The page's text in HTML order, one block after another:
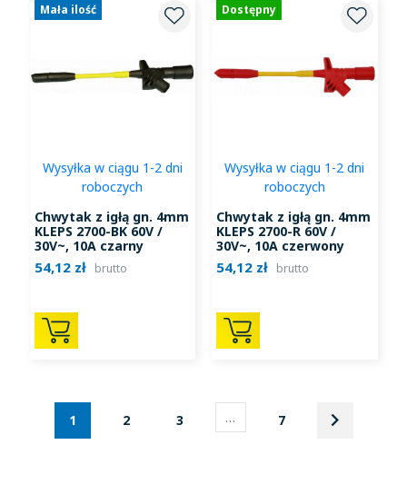
Mała ilość
Wysyłka w ciągu 1-2 dni
roboczych
Chwytak z igłą gn. 4mm
KLEPS 2700-BK 60V /
30V~, 10A czarny
54,12 zł brutto
Dostępny
Wysyłka w ciągu 1-2 dni
roboczych
Chwytak z igłą gn. 4mm
KLEPS 2700-R 60V /
30V~, 10A czerwony
54,12 zł brutto
1 2 3 … 7 keyboard_arrow_rightNastępny